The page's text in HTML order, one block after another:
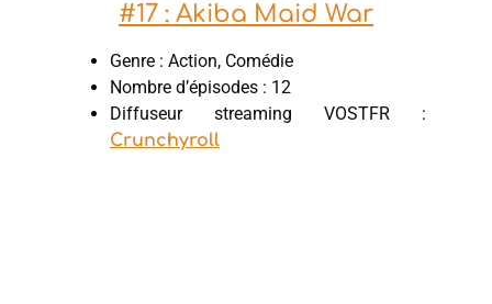
#17 : Akiba Maid War
Genre : Action, Comédie
Nombre d’épisodes : 12
Diffuseur streaming VOSTFR :
Crunchyroll